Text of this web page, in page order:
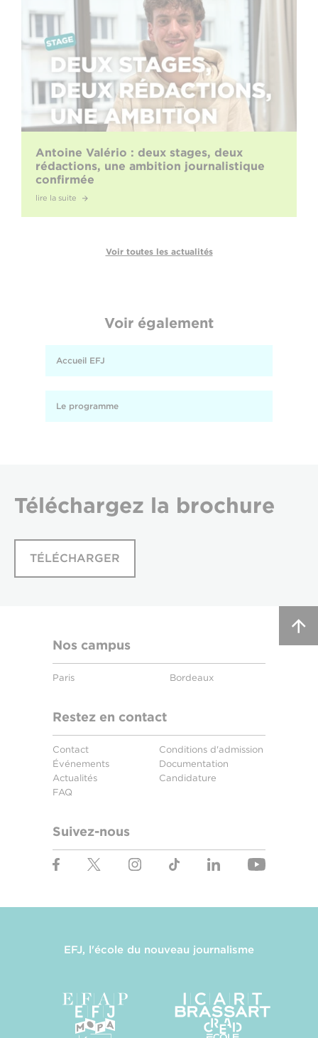
Antoine Valério : deux stages, deux
rédactions, une ambition journalistique
confirmée
lire la suite
Voir toutes les actualités
Voir également
Accueil EFJ
Le programme
Téléchargez la brochure
TÉLÉCHARGER
Nos campus
Paris Bordeaux
Restez en contact
Contact
Événements
Actualités
FAQ
Conditions d'admission
Documentation
Candidature
Suivez-nous
EFJ, l'école du nouveau journalisme